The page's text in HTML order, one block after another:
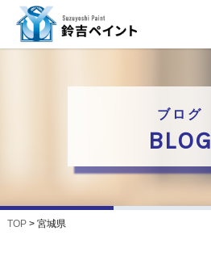
ブログ
BLOG
TOP> 宮城県